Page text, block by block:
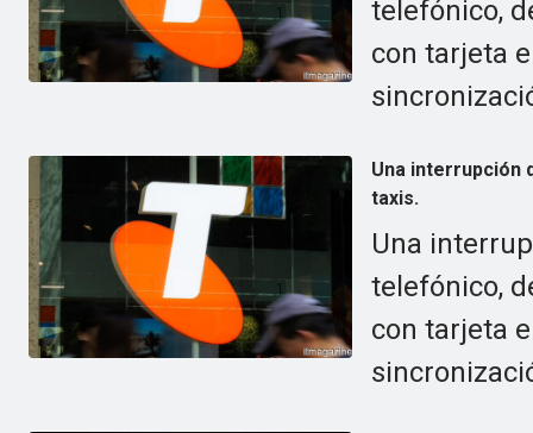
telefónico,
con tarjeta
Una interrupción
taxis.
Una
telefónico,
con tarjeta